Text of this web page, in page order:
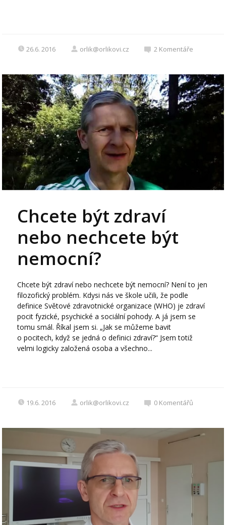
26.6. 2016 orlik@orlikovi.cz 2 Komentáře
Chcete být zdraví
nebo nechcete být
nemocní?
Chcete být zdraví nebo nechcete být nemocní? Není to jen
filozofický problém. Kdysi nás ve škole učili, že podle
definice Světové zdravotnické organizace (WHO) je zdraví
pocit fyzické, psychické a sociální pohody. A já jsem se
tomu smál. Říkal jsem si. „Jak se můžeme bavit
o pocitech, když se jedná o definici zdraví?“ Jsem totiž
velmi logicky založená osoba a všechno...
19.6. 2016 orlik@orlikovi.cz 0 Komentářů